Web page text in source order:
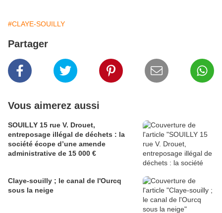
#CLAYE-SOUILLY
Partager
Vous aimerez aussi
SOUILLY 15 rue V. Drouet,
entreposage illégal de déchets : la
société écope d’une amende
administrative de 15 000 €
Claye-souilly ; le canal de l'Ourcq
sous la neige